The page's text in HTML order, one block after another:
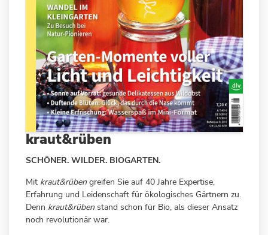
kraut&rüben
SCHÖNER. WILDER. BIOGARTEN.
Mit kraut&rübengreifen Sie auf 40 Jahre Expertise,
Erfahrung und Leidenschaft für ökologisches Gärtnern zu.
Denn kraut&rübenstand schon für Bio, als dieser Ansatz
noch revolutionär war.